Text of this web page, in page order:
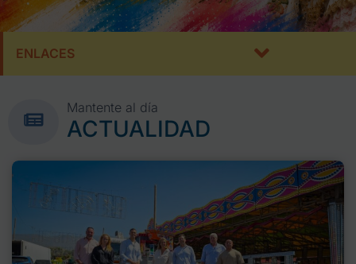
ENLACES
Mantente al día
ACTUALIDAD